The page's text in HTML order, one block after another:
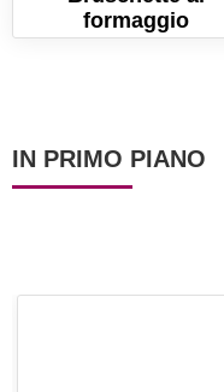
formaggio
IN PRIMO PIANO